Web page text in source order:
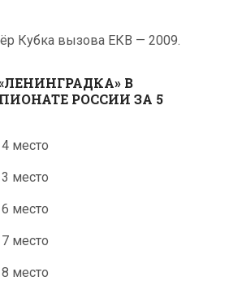
Кубка вызова ЕКВ — 2009.
В
РОССИИ ЗА 5
место
место
место
место
место